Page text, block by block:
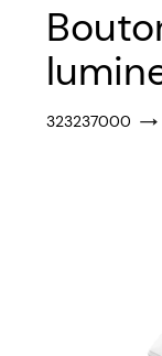
323237000